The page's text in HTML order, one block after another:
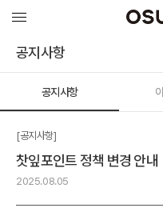
공지사항
공지사항
[공지사항]
찻잎포인트 정책 변경 안내
2025.08.05